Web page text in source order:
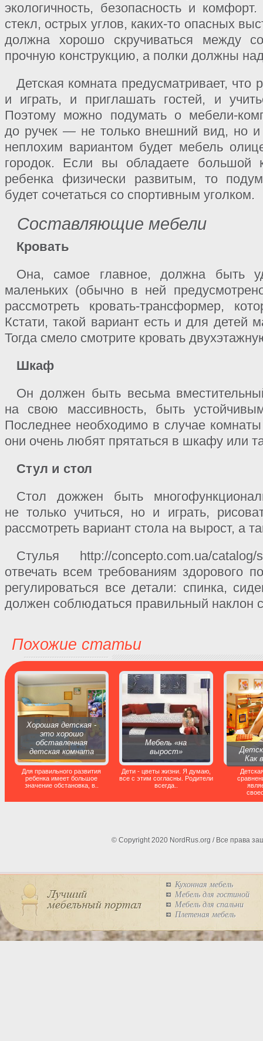
экологичность, безопасность и
стекл, острых углов, каких-то опасных
должна хорошо скручиваться между
прочную конструкцию, а полки должны
Детская комната предусматривает, что
и играть, и приглашать гостей, и
Поэтому можно подумать о мебели-
до ручек — не только внешний вид, но и
неплохим вариантом будет мебель
городок. Если вы обладаете большой
ребенка физически развитым, то
будет сочетаться со спортивным уголком.
Составляющие мебели
Кровать
Она, самое главное, должна быть
маленьких (обычно в ней
рассмотреть кровать-трансформер,
Кстати, такой вариант есть и для
Тогда смело смотрите кровать
Шкаф
Он должен быть весьма
на свою массивность, быть
Последнее необходимо в случае
они очень любят прятаться в шкафу или
Стул и стол
Стол дожжен быть
не только учиться, но и играть,
рассмотреть вариант стола на вырост, а
Стулья http://concepto.com.ua/
отвечать всем требованиям здорового
регулироваться все детали: спинка,
должен соблюдаться правильный наклон
Похожие статьи
Хорошая детская -
это хорошо
обставленная
детская комната
Для правильного развития
ребенка имеет большое
значение обстановка, в..
Мебель «на
вырост»
Дети - цветы жизни. Я думаю,
все с этим согласны. Родители
всегда..
Как
© Copyright 2020 NordRus.org / Все права
Кухонная мебель
Мебель для гостиной
Мебель для спальни
Плетеная мебель